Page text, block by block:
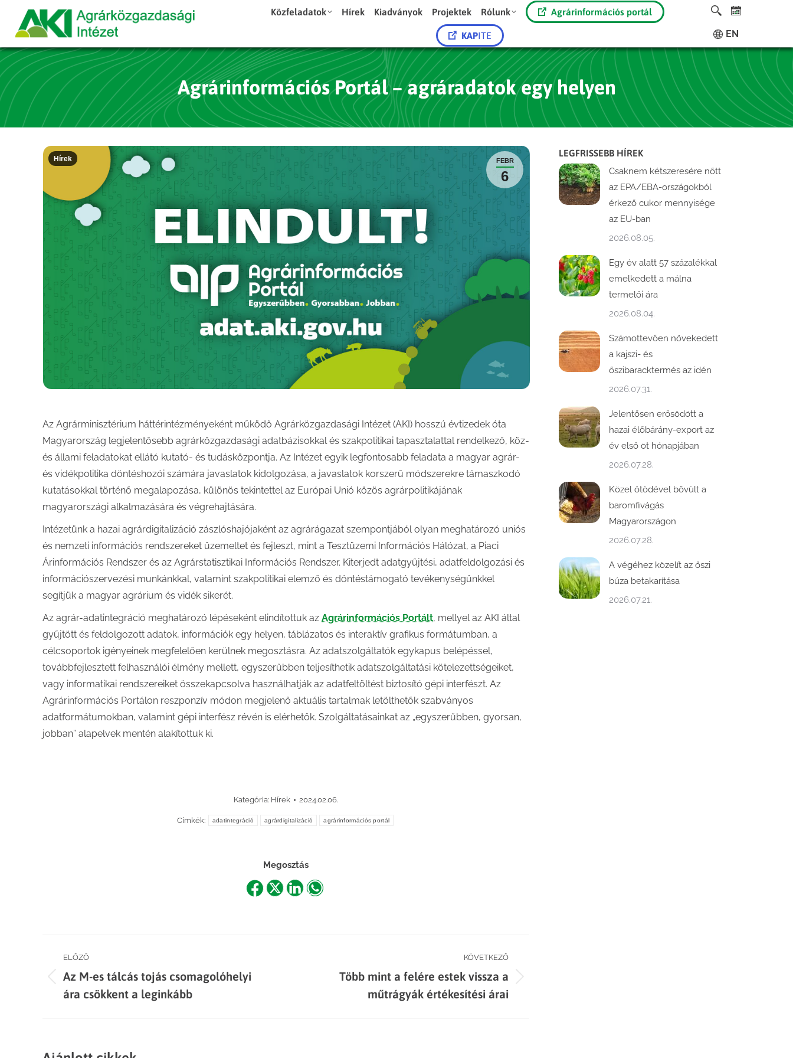
Közfeladatok Hírek Kiadványok Projektek Rólunk Agrárinformációs portál
KAPITE EN
Agrárinformációs Portál – agráradatok egy helyen
FEBR
6
Hírek
Az Agrárminisztérium háttérintézményeként működő Agrárközgazdasági Intézet (AKI) hosszú évtizedek óta
Magyarország legjelentősebb agrárközgazdasági adatbázisokkal és szakpolitikai tapasztalattal rendelkező, köz-
és állami feladatokat ellátó kutató- és tudásközpontja. Az Intézet egyik legfontosabb feladata a magyar agrár-
és vidékpolitika döntéshozói számára javaslatok kidolgozása, a javaslatok korszerű módszerekre támaszkodó
kutatásokkal történő megalapozása, különös tekintettel az Európai Unió közös agrárpolitikájának
magyarországi alkalmazására és végrehajtására.
Intézetünk a hazai agrárdigitalizáció zászlóshajójaként az agrárágazat szempontjából olyan meghatározó uniós
és nemzeti információs rendszereket üzemeltet és fejleszt, mint a Tesztüzemi Információs Hálózat, a Piaci
Árinformációs Rendszer és az Agrárstatisztikai Információs Rendszer. Kiterjedt adatgyűjtési, adatfeldolgozási és
információszervezési munkánkkal, valamint szakpolitikai elemző és döntéstámogató tevékenységünkkel
segítjük a magyar agrárium és vidék sikerét.
Az agrár-adatintegráció meghatározó lépéseként elindítottuk az Agrárinformációs Portált, mellyel az AKI által
gyűjtött és feldolgozott adatok, információk egy helyen, táblázatos és interaktív grafikus formátumban, a
célcsoportok igényeinek megfelelően kerülnek megosztásra. Az adatszolgáltatók egykapus belépéssel,
továbbfejlesztett felhasználói élmény mellett, egyszerűbben teljesíthetik adatszolgáltatási kötelezettségeiket,
vagy informatikai rendszereiket összekapcsolva használhatják az adatfeltöltést biztosító gépi interfészt. Az
Agrárinformációs Portálon reszponzív módon megjelenő aktuális tartalmak letölthetők szabványos
adatformátumokban, valamint gépi interfész révén is elérhetők. Szolgáltatásainkat az „egyszerűbben, gyorsan,
jobban” alapelvek mentén alakítottuk ki.
Kategória: Hírek 2024.02.06.
Címkék: adatintegráció agrárdigitalizáció agrárinformációs portál
Megosztás
ShareShareShareShare
Post
navigation
ELŐZŐ
Previous
post:
Az M-es tálcás tojás csomagolóhelyi
ára csökkent a leginkább
KÖVETKEZŐ
Több mint a felére estek vissza a
műtrágyák értékesítési árai
LEGFRISSEBB HÍREK
Csaknem kétszeresére nőtt
az EPA/EBA-országokból
érkező cukor mennyisége
az EU-ban
2026.08.05.
Egy év alatt 57 százalékkal
emelkedett a málna
termelői ára
2026.08.04.
Számottevően növekedett
a kajszi- és
őszibaracktermés az idén
2026.07.31.
Jelentősen erősödött a
hazai élőbárány-export az
év első öt hónapjában
2026.07.28.
Közel ötödével bővült a
baromfivágás
Magyarországon
2026.07.28.
A végéhez közelít az őszi
búza betakarítása
2026.07.21.